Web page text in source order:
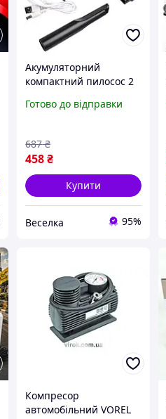
Акумуляторний
компактний пилосос 2
дому потужний
235 г FLAME
Готово до відправки
458₴
687 ₴
Купити
Веселка 95%
Компресор
автомобільний VOREL